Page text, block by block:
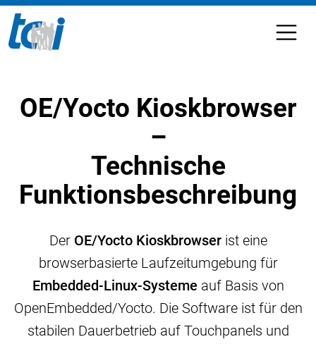
OE/Yocto Kioskbrowser
–
Technische
Funktionsbeschreibung
Der OE/Yocto Kioskbrowserist eine
browserbasierte Laufzeitumgebung für
Embedded-Linux-Systeme auf Basis von
OpenEmbedded/Yocto. Die Software ist für den
stabilen Dauerbetrieb auf Touchpanels und